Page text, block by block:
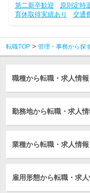
第二新卒歓迎
原則定時
育休取得実績あり
交通
転職TOP 管理・事務から探
職種から転職・求人情
勤務地から転職・求人
業種から転職・求人情
雇用形態から転職・求